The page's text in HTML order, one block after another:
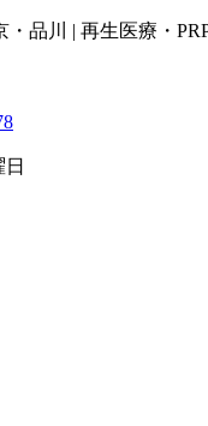
品川 | 再生医療・